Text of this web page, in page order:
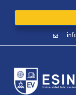
contenido